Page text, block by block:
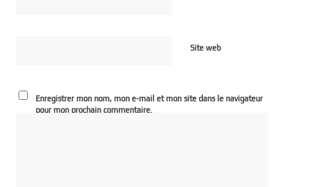
Site web
Enregistrer mon nom, mon e-mail et mon site dans le navigateur
pour mon prochain commentaire.